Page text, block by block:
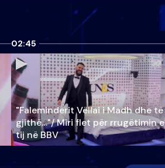
02:45
"Faleminderit Vëllai i Madh dhe të
gjithë…"/ Miri flet për rrugëtimin e
tij në BBV